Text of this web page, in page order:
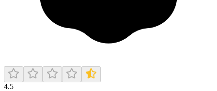
4.5